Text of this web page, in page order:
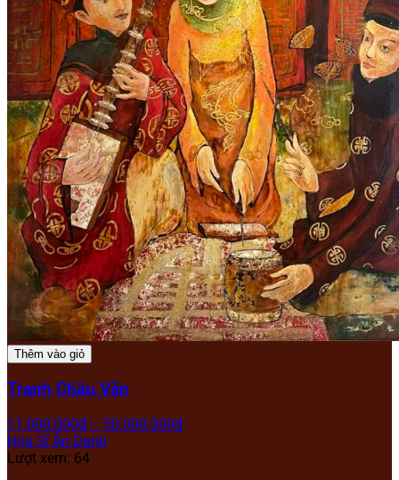
Thêm vào giỏ
Tranh Chầu Văn
11.000.000₫ – 50.000.000₫
Họa Sĩ Ẩn Danh
Lượt xem: 64